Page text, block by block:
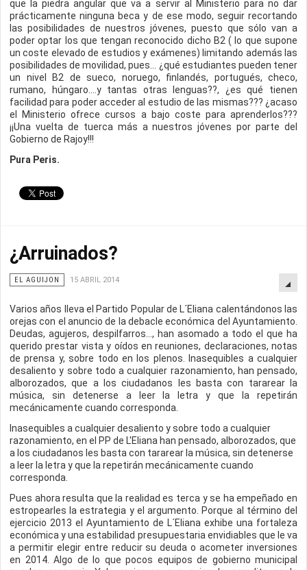
que la piedra angular que va a servir al Ministerio para no dar
prácticamente ninguna beca y de ese modo, seguir recortando
las posibilidades de nuestros jóvenes, puesto que sólo van a
poder optar los que tengan reconocido dicho B2 ( lo que supone
un coste elevado de estudios y exámenes) limitando además las
posibilidades de movilidad, pues... ¿qué estudiantes pueden tener
un nivel B2 de sueco, noruego, finlandés, portugués, checo,
rumano, húngaro....y tantas otras lenguas??, ¿es qué tienen
facilidad para poder acceder al estudio de las mismas??? ¿acaso
el Ministerio ofrece cursos a bajo coste para aprenderlos???
¡¡Una vuelta de tuerca más a nuestros jóvenes por parte del
Gobierno de Rajoy!!!
Pura Peris.
¿Arruinados?
EL AGUIJON 15 ABRIL 2014
Varios años lleva el Partido Popular de L´Eliana calentándonos las
orejas con el anuncio de la debacle económica del Ayuntamiento.
Deudas, agujeros, despilfarros…, han asomado a todo el que ha
querido prestar vista y oídos en reuniones, declaraciones, notas
de prensa y, sobre todo en los plenos. Inasequibles a cualquier
desaliento y sobre todo a cualquier razonamiento, han pensado,
alborozados, que a los ciudadanos les basta con tararear la
música, sin detenerse a leer la letra y que la repetirán
mecánicamente cuando corresponda.
Inasequibles a cualquier desaliento y sobre todo a cualquier
razonamiento, en el PP de L'Eliana han pensado, alborozados, que
a los ciudadanos les basta con tararear la música, sin detenerse
a leer la letra y que la repetirán mecánicamente cuando
corresponda.
Pues ahora resulta que la realidad es terca y se ha empeñado en
estropearles la estrategia y el argumento. Porque al término del
ejercicio 2013 el Ayuntamiento de L´Eliana exhibe una fortaleza
económica y una estabilidad presupuestaria envidiables que le va
a permitir elegir entre reducir su deuda o acometer inversiones
en 2014. Algo de lo que pocos equipos de gobierno municipal